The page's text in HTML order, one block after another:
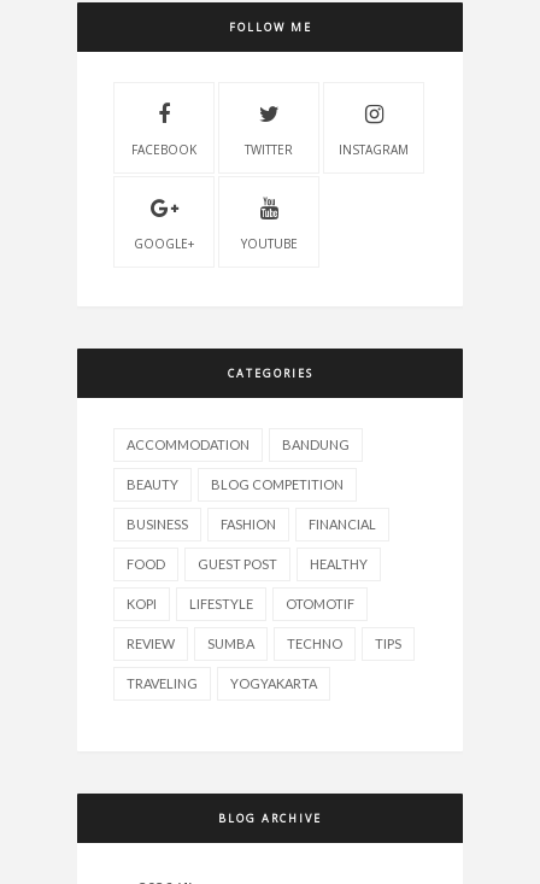
FOLLOW ME
FACEBOOK TWITTER INSTAGRAM
GOOGLE+ YOUTUBE
CATEGORIES
ACCOMMODATION BANDUNG
BEAUTY BLOG COMPETITION
BUSINESS FASHION FINANCIAL
FOOD GUEST POST HEALTHY
KOPI LIFESTYLE OTOMOTIF
REVIEW SUMBA TECHNO TIPS
TRAVELING YOGYAKARTA
BLOG ARCHIVE